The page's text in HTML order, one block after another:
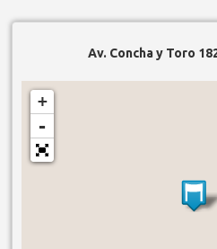
Av. Concha y Toro
+
-